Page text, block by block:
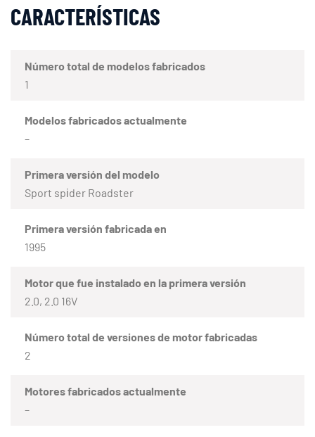
CARACTERÍSTICAS
Número total de modelos fabricados
1
Modelos fabricados actualmente
–
Primera versión del modelo
Sport spіder Roadster
Primera versión fabricada en
1995
Motor que fue instalado en la primera versión
2.0, 2.0 16V
Número total de versiones de motor fabricadas
2
Motores fabricados actualmente
–